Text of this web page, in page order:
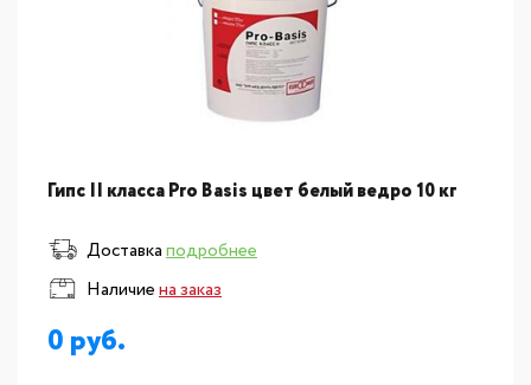
Гипс II класса Pro Basis цвет белый ведро 10 кг
Доставкаподробнее
Наличиена заказ
0